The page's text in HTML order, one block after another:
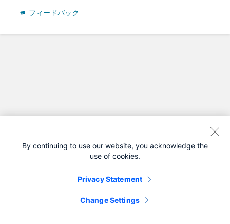
フィードバック
By continuing to use our website, you acknowledge the
use of cookies.
Privacy Statement
Change Settings